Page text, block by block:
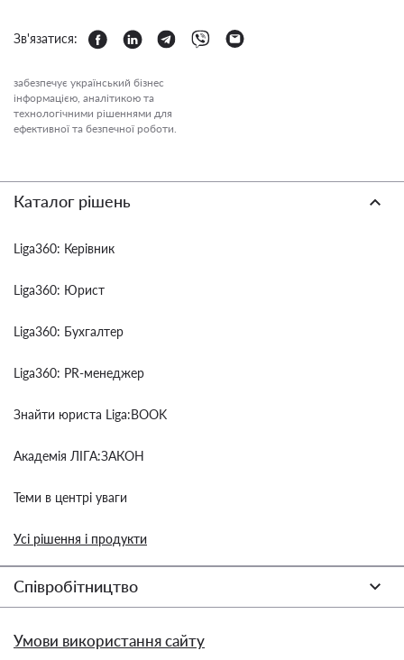
Зв'язатися:
забезпечує український бізнес
інформацією, аналітикою та
технологічними рішеннями для
ефективної та безпечної роботи.
Каталог рішень
Liga360: Керівник
Liga360: Юрист
Liga360: Бухгалтер
Liga360: PR-менеджер
Знайти юриста Liga:BOOK
Академія ЛІГА:ЗАКОН
Теми в центрі уваги
Усі рішення і продукти
Співробітництво
Умови використання сайту